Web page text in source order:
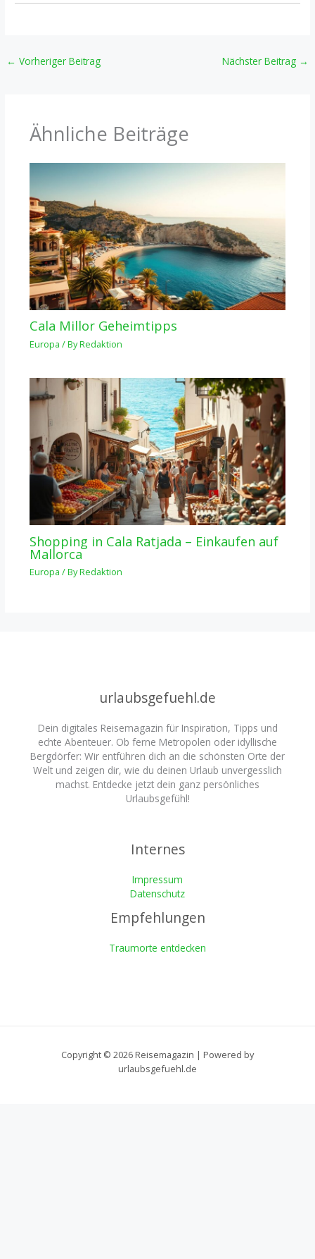
← Vorheriger Beitrag Nächster Beitrag →
Ähnliche Beiträge
Cala Millor Geheimtipps
Europa / ByRedaktion
Shopping in Cala Ratjada – Einkaufen auf
Mallorca
Europa / ByRedaktion
urlaubsgefuehl.de
Dein digitales Reisemagazin für Inspiration, Tipps und
echte Abenteuer. Ob ferne Metropolen oder idyllische
Bergdörfer: Wir entführen dich an die schönsten Orte der
Welt und zeigen dir, wie du deinen Urlaub unvergesslich
machst. Entdecke jetzt dein ganz persönliches
Urlaubsgefühl!
Internes
Impressum
Datenschutz
Empfehlungen
Traumorte entdecken
Copyright © 2026 Reisemagazin | Powered by
urlaubsgefuehl.de